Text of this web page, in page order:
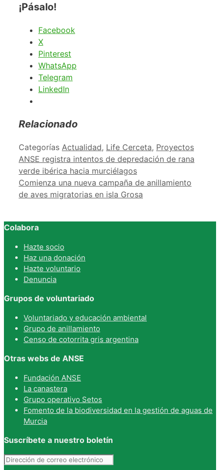
¡Pásalo!
Facebook
X
Pinterest
WhatsApp
Telegram
LinkedIn
Relacionado
Categorías Actualidad, Life Cerceta, Proyectos
ANSE registra intentos de depredación de rana
verde ibérica hacia murciélagos
Comienza una nueva campaña de anillamiento
de aves migratorias en isla Grosa
Colabora
Hazte socio
Haz una donación
Hazte voluntario
Denuncia
Grupos de voluntariado
Voluntariado y educación ambiental
Grupo de anillamiento
Censo de cotorrita gris argentina
Otras webs de ANSE
Fundación ANSE
La canastera
Grupo operativo Setos
Fomento de la biodiversidad en la gestión de aguas de
Murcia
Suscríbete a nuestro boletín